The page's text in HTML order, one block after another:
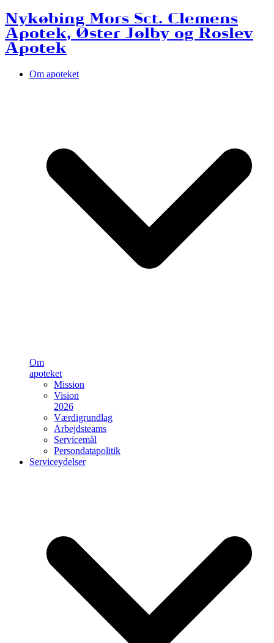
Nykøbing Mors Sct. Clemens
Apotek, Øster Jølby og Roslev
Apotek
Om apoteket
Om
apoteket
Mission
Vision
2026
Værdigrundlag
Arbejdsteams
Servicemål
Persondatapolitik
Serviceydelser